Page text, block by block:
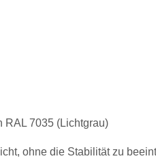
RAL 7035 (Lichtgrau)
ohne die Stabilität zu